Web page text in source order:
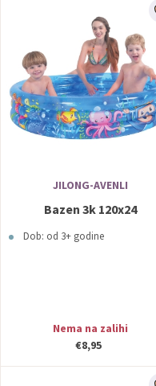
JILONG-AVENLI
Bazen 3k 120x24
Dob: od 3+ godine
Nema na zalihi
€8,95